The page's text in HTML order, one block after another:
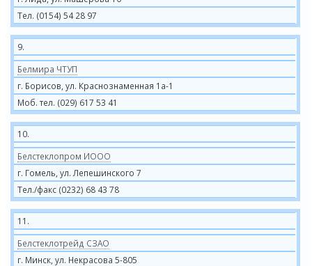
Тел. (0154) 54 28 97
9.
Белмира ЧТУП
г. Борисов, ул. Краснознаменная 1а-1
Моб. тел. (029) 617 53 41
10.
Белстеклопром ИООО
г. Гомель, ул. Лепешинского 7
Тел./факс (0232) 68 43 78
11.
Белстеклотрейд СЗАО
г. Минск, ул. Некрасова 5-805